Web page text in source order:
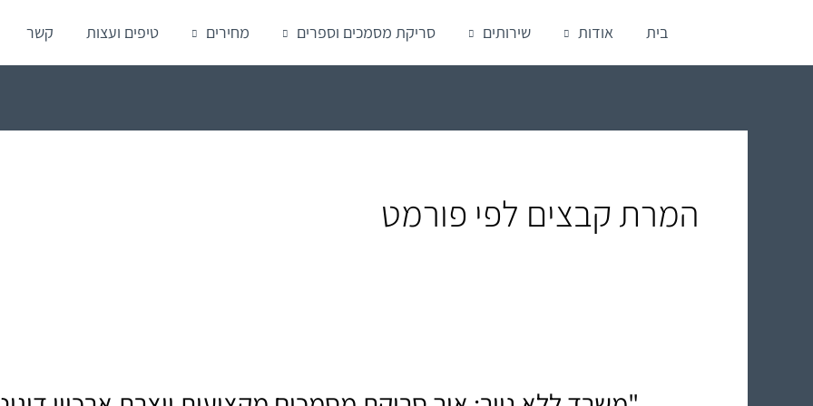
בית אודות שירותים סריקת מסמכים וספרים מחירים טיפים ועצות קשר
המרת קבצים לפי פורמט
"משרד